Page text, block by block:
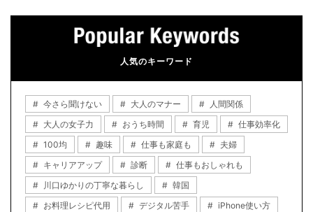
人気のキーワード
今さら聞けない 大人のマナー
人間関係
大人の女子力
おうち時間 育児
仕事効率化
100均
趣味 仕事も家庭も
夫婦
キャリアアップ
診断
仕事もおしゃれも
川口ゆかりの丁寧な暮らし
韓国
お料理レシピ代用
デジタル苦手
iPhone使い方